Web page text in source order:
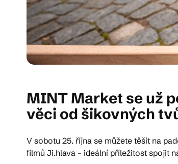
MINT Market se už
věci od šikovných
V sobotu 25. října se můžete těšit na
filmů Ji.hlava – ideální příležitost spojit